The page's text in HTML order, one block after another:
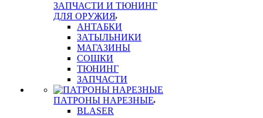
ЗАПЧАСТИ И ТЮНИНГ
ДЛЯ ОРУЖИЯ
АНТАБКИ
ЗАТЫЛЬНИКИ
МАГАЗИНЫ
СОШКИ
ТЮНИНГ
ЗАПЧАСТИ
ПАТРОНЫ НАРЕЗНЫЕ
BLASER